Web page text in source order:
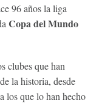
96 años la liga
Copa del Mundo
clubes que han
la historia, desde
los que lo han hecho